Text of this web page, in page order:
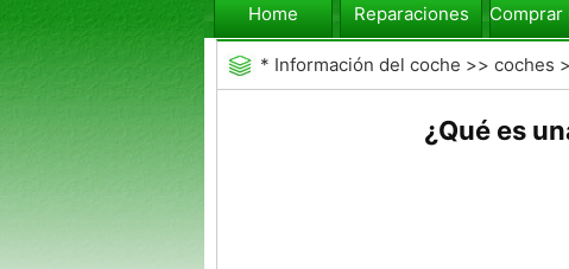
Home Reparaciones Comprar
* Información del coche >> coches
¿Qué es